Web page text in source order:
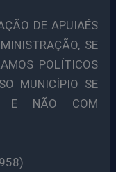
DE APUIAÉS
SE
POLÍTICOS
MUNICÍPIO SE
E NÃO COM